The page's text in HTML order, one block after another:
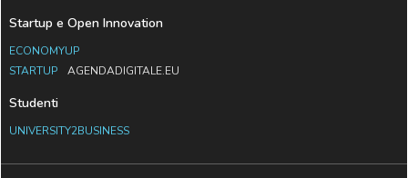
Startup e Open Innovation
ECONOMYUP
STARTUP
AGENDADIGITALE.EU
Studenti
UNIVERSITY2BUSINESS